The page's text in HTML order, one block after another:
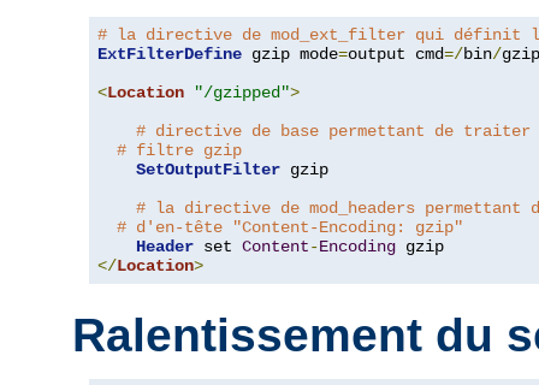
# la directive de mod_ext_filter qui définit
ExtFilterDefine gzip mode=output cmd=/bin/gzip
<Location "/gzipped">
# directive de base permettant de
# filtre gzip
SetOutputFilter gzip
# la directive de mod_headers permettant
# d'en-tête "Content-Encoding: gzip"
Header set Content-Encoding
</Location>
Ralentissement du